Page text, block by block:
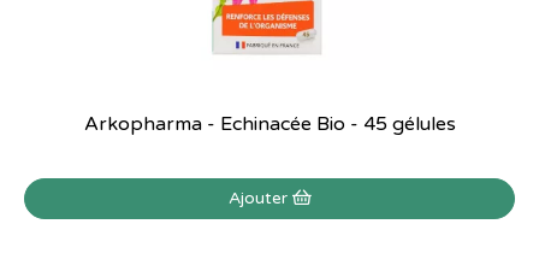
Arkopharma - Echinacée Bio - 45 gélules
Ajouter